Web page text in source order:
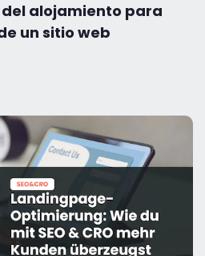
alojamiento para
un sitio web